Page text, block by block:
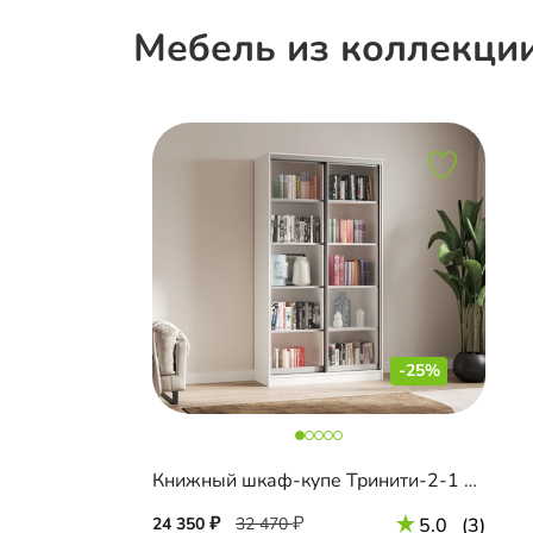
Мебель из
-25%
Книжный шкаф-купе Тринити-2-1 4 полки
24 350 32 470 5.0 (3)